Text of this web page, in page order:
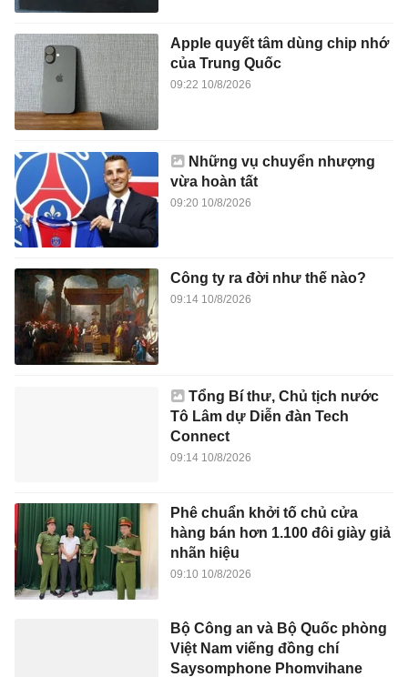
Apple quyết tâm dùng chip nhớ
của Trung Quốc
09:22 10/8/2026
Những vụ chuyển nhượng
vừa hoàn tất
09:20 10/8/2026
Công ty ra đời như thế nào?
09:14 10/8/2026
Tổng Bí thư, Chủ tịch nước
Tô Lâm dự Diễn đàn Tech
Connect
09:14 10/8/2026
Phê chuẩn khởi tố chủ cửa
hàng bán hơn 1.100 đôi giày giả
nhãn hiệu
09:10 10/8/2026
Bộ Công an và Bộ Quốc phòng
Việt Nam viếng đồng chí
Saysomphone Phomvihane